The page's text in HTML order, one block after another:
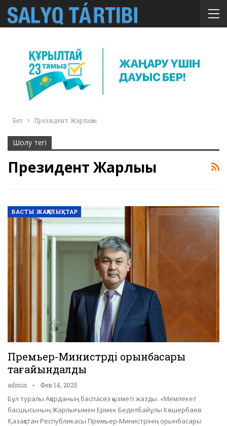
Бет Президент Жарлығы
Шолу тегі
Президент Жарлығы
БАСТЫ ЖАҢАЛЫҚТАР
Премьер-Министрдің орынбасары
тағайындалды
admin Фев 14, 2025
Бұл туралы Ақорданың баспасөз қызметі жазды. «Мемлекет
басшысының Жарлығымен Ермек Беделбайұлы Көшербаев
Қазақстан Республикасы Премьер-Министрінің орынбасары